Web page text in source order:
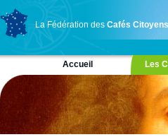
La Fédération des Cafés Citoyens
Accueil Les